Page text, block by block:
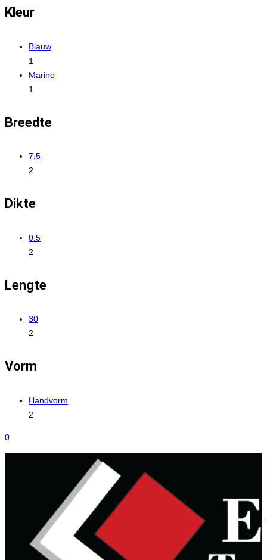
Kleur
Blauw
1
Marine
1
Breedte
7,5
2
Dikte
0.5
2
Lengte
30
2
Vorm
Handvorm
2
0